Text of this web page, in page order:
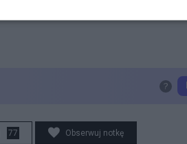
77 Obserwuj notkę